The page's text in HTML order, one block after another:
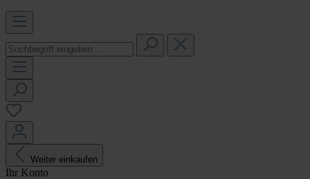
Weiter einkaufen
Ihr Konto